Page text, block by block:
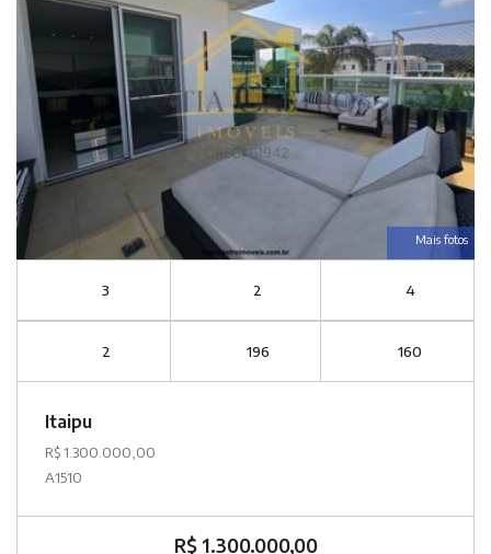
Mais fotos
3 2 4
2 196 160
Itaipu
R$ 1.300.000,00
A1510
R$ 1.300.000,00